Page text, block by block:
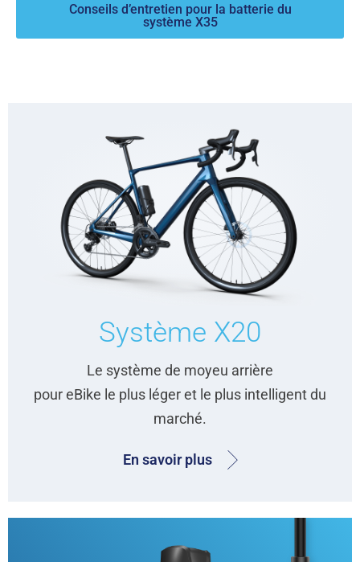
Conseils d’entretien pour la batterie du
système X35
Système X20
Le système de moyeu arrière
pour eBike le plus léger et le plus intelligent du
marché.
En savoir plus